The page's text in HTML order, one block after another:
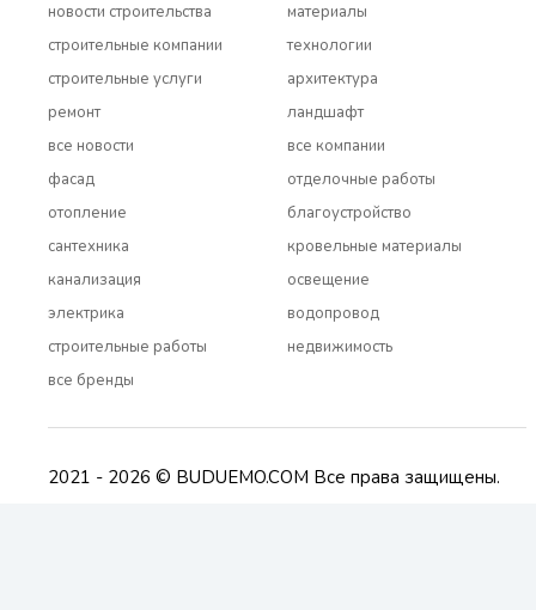
новости строительства
строительные компании
строительные услуги
ремонт
все новости
материалы
технологии
архитектура
ландшафт
все компании
фасад
отопление
сантехника
канализация
электрика
строительные работы
все бренды
отделочные работы
благоустройство
кровельные материалы
освещение
водопровод
недвижимость
2021 - 2026 © BUDUEMO.COM Все права защищены.